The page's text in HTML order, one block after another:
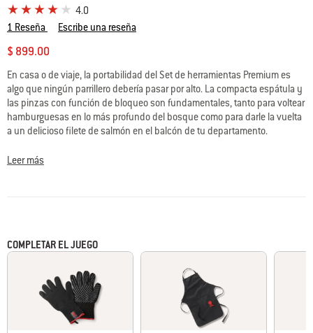
4.0
1 Reseña
Escribe una reseña
$ 899.00
En casa o de viaje, la portabilidad del Set de herramientas Premium es
algo que ningún parrillero debería pasar por alto. La compacta espátula y
las pinzas con función de bloqueo son fundamentales, tanto para voltear
hamburguesas en lo más profundo del bosque como para darle la vuelta
a un delicioso filete de salmón en el balcón de tu departamento.
Leer más
COMPLETAR EL JUEGO